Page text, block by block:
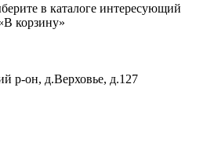
в каталоге интересующий
корзину»
р-он, д.Верховье, д.127